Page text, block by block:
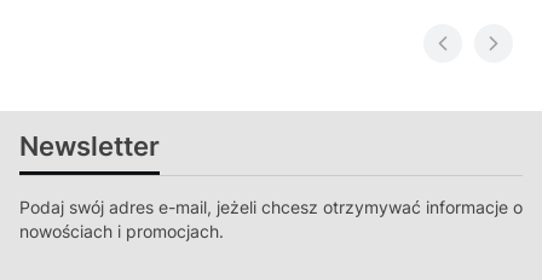
Newsletter
Podaj swój adres e-mail, jeżeli chcesz otrzymywać informacje o
nowościach i promocjach.